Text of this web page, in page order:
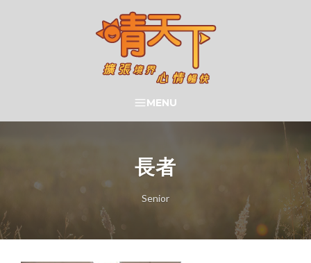
晴天下 SHININGMEUP
SEARCH
MENU
長者
Senior